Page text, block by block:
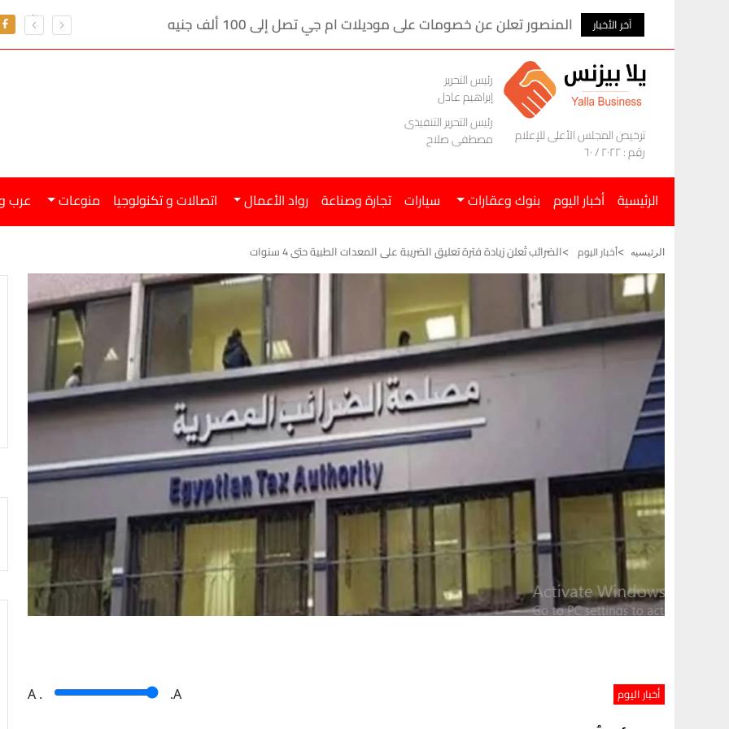
آخر الأخبار المنصور تعلن عن خصومات على موديلات ام جي تصل إلى 100 ألف جنيه
ترخيص المجلس الأعلى للإعلام
رقم : ٢٠٢٢ / ٦٠
رئيس التحرير
إبراهيم عادل
رئيس التحرير التنفيذى
مصطفى صلاح
الرئيسية أخبار اليوم بنوك وعقارات سيارات تجارة وصناعة رواد الأعمال اتصالات و تكنولوجيا منوعات عرب
الرئيسيه أخبار اليوم الضرائب تُعلن زيادة فترة تعليق الضريبة على المعدات الطبية حتى 4 سنوات
أخبار اليوم A . .A